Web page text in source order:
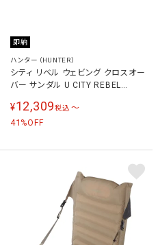
即納
ハンター（HUNTER）
シティ リベル ウェビング クロスオー
バー サンダル U CITY REBEL
メンズ レディース ブラック
UFD3112NYL BLACK
¥12,309税込 〜
41 %OFF